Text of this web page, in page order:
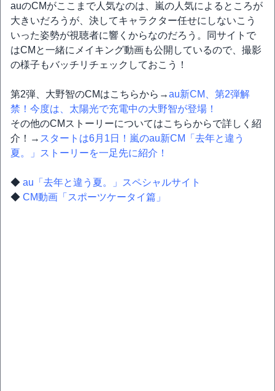
auのCMがここまで人気なのは、嵐の人気によるところが
大きいだろうが、決してキャラクター任せにしないこう
いった姿勢が視聴者に響くからなのだろう。同サイトで
はCMと一緒にメイキング動画も公開しているので、撮影
の様子もバッチリチェックしておこう！
第2弾、大野智のCMはこちらから→au新CM、第2弾解
禁！今度は、太陽光で充電中の大野智が登場！
その他のCMストーリーについてはこちらからで詳しく紹
介！→ スタートは6月1日！嵐のau新CM「去年と違う
夏。」ストーリーを一足先に紹介！
◆ au「去年と違う夏。」スペシャルサイト
◆ CM動画「スポーツケータイ篇」